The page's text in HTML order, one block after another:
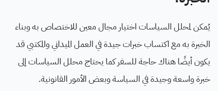
يُمكن لمحلل السياسات اختيار مجال معين للاختصاص به وبناء
الخبرة به مع اكتساب خبرات جيدة في العمل الميداني والمكتبي قد
يكون أيضًا هناك حاجة للسفر كما يحتاج محلل السياسات إلى
خبرة واسعة وجيدة في السياسة وبعض الأمور القانونية.